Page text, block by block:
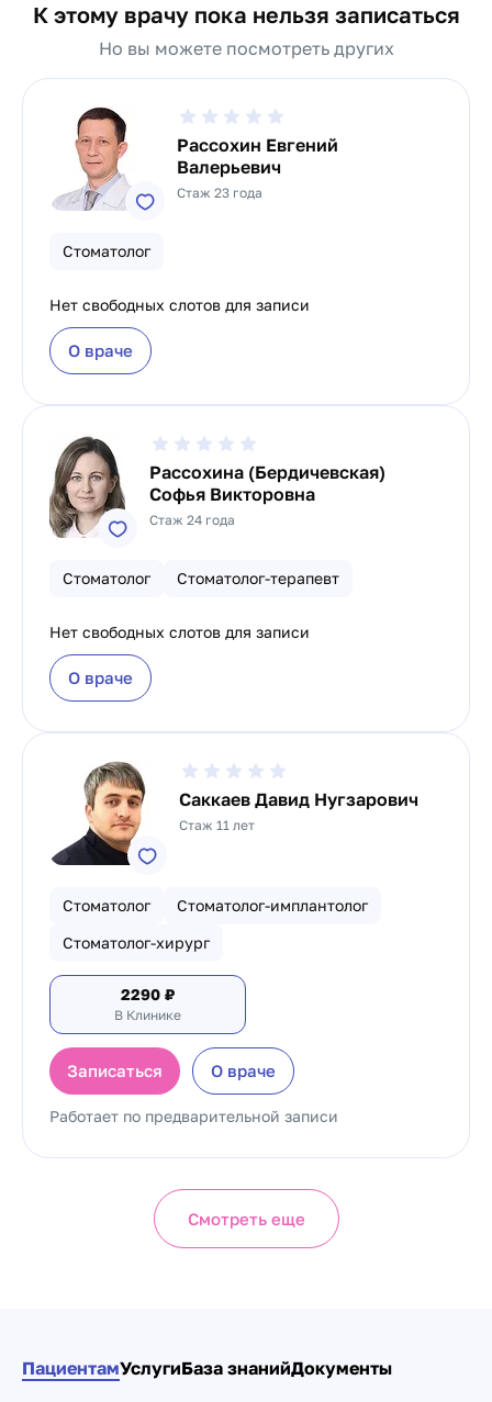
К этому врачу пока нельзя записаться
Но вы можете посмотреть других
Рассохин Евгений
Валерьевич
Стаж 23 года
Стоматолог
Нет свободных слотов для записи
О враче
Рассохина (Бердичевская)
Софья Викторовна
Стаж 24 года
Стоматолог Стоматолог-терапевт
Нет свободных слотов для записи
О враче
Саккаев Давид Нугзарович
Стаж 11 лет
Стоматолог
Стоматолог-имплантолог
Стоматолог-хирург
2290 ₽
В Клинике
Записаться О враче
Работает по предварительной записи
Смотреть еще
ПациентамУслугиБаза знанийДокументы